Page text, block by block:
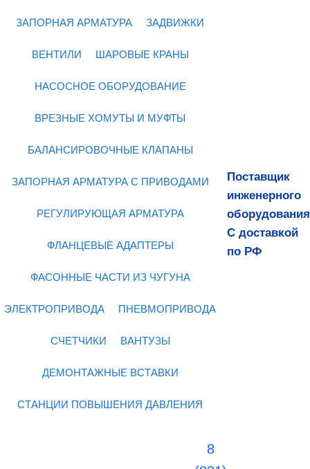
ЗАПОРНАЯ АРМАТУРА ЗАДВИЖКИ
ВЕНТИЛИ ШАРОВЫЕ КРАНЫ
НАСОСНОЕ ОБОРУДОВАНИЕ
ВРЕЗНЫЕ ХОМУТЫ И МУФТЫ
БАЛАНСИРОВОЧНЫЕ КЛАПАНЫ
ЗАПОРНАЯ АРМАТУРА С ПРИВОДАМИ
РЕГУЛИРУЮЩАЯ АРМАТУРА
ФЛАНЦЕВЫЕ АДАПТЕРЫ
ФАСОННЫЕ ЧАСТИ ИЗ ЧУГУНА
ЭЛЕКТРОПРИВОДА ПНЕВМОПРИВОДА
СЧЕТЧИКИ ВАНТУЗЫ
ДЕМОНТАЖНЫЕ ВСТАВКИ
СТАНЦИИ ПОВЫШЕНИЯ ДАВЛЕНИЯ
Поставщик
инженерного
оборудования
С доставкой
по РФ
8